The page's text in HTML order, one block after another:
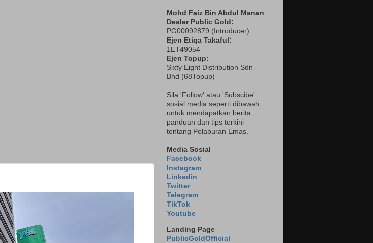
Mohd Faiz Bin Abdul Manan
Dealer Public Gold:
PG00092879 ( Introducer)
Ejen Etiqa Takaful:
1ET49054
Ejen Topup:
Sixty Eight Distribution Sdn
Bhd (68Topup)
Sila 'Follow' atau 'Subscibe'
sosial media seperti dibawah
untuk mendapatkan berita,
panduan dan tips terkini
tentang Pelaburan Emas.
Media Sosial
Facebook
Instagram
Linkedin
Twitter
Telegram
TikTok
Youtube
Landing Page
PublicGoldOfficial